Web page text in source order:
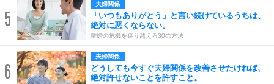
5
夫婦関係
「いつもありがとう」と言い続けているうちは、
絶対に悪くならない。
離婚の危機を乗り越える30の方法
6
夫婦関係
どうしても今すぐ夫婦関係を改善させたければ、
絶対許せないことを許すこと。